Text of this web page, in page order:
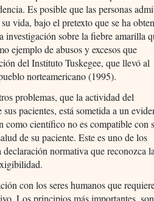
Es posible que las personas
vida, bajo el pretexto que se ha
sobre la fiebre amarilla
ejemplo de abusos y excesos que
del Instituto Tuskegee, que llevó al
norteamericano (1995).
problemas, que la actividad del
pacientes, está sometida a un
como científico no es compatible con
de su paciente. Este es uno de los
normativa que reconozca la
con los seres humanos que
Los principios más importantes, son